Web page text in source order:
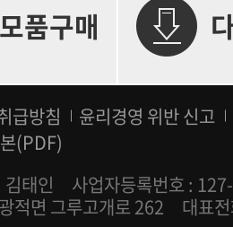
품구매
급방침
윤리경영 위반 신고
(PDF)
태인
사업자등록번호 :
적면 그루고개로 262
대표